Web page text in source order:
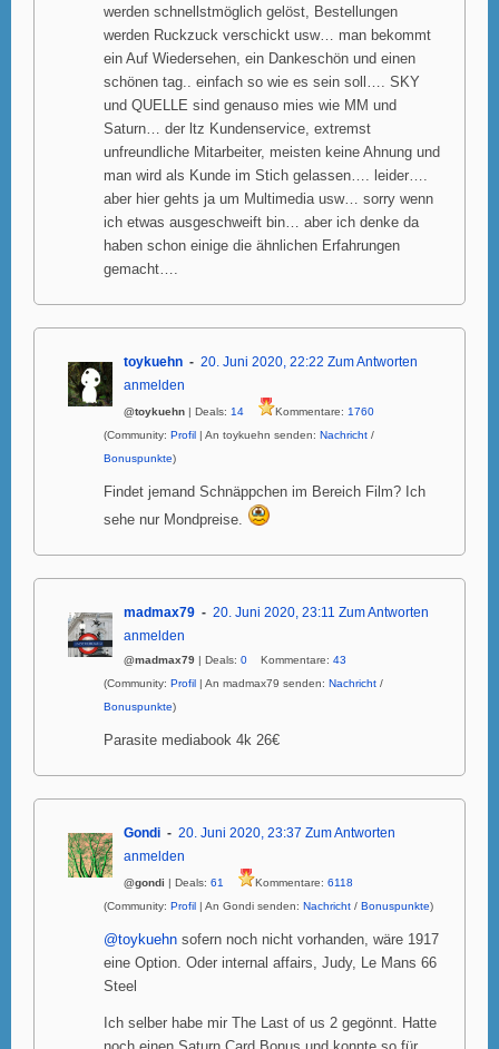
werden schnellstmöglich gelöst, Bestellungen
werden Ruckzuck verschickt usw… man bekommt
ein Auf Wiedersehen, ein Dankeschön und einen
schönen tag.. einfach so wie es sein soll…. SKY
und QUELLE sind genauso mies wie MM und
Saturn… der ltz Kundenservice, extremst
unfreundliche Mitarbeiter, meisten keine Ahnung und
man wird als Kunde im Stich gelassen…. leider….
aber hier gehts ja um Multimedia usw… sorry wenn
ich etwas ausgeschweift bin… aber ich denke da
haben schon einige die ähnlichen Erfahrungen
gemacht….
toykuehn 20. Juni 2020, 22:22 Zum Antworten
anmelden
@toykuehn | Deals: 14 Kommentare: 1760
(Community: Profil | An toykuehn senden: Nachricht /
Bonuspunkte)
Findet jemand Schnäppchen im Bereich Film? Ich
sehe nur Mondpreise.
madmax79 20. Juni 2020, 23:11 Zum Antworten
anmelden
@madmax79 | Deals: 0 Kommentare: 43
(Community: Profil | An madmax79 senden: Nachricht /
Bonuspunkte)
Parasite mediabook 4k 26€
Gondi 20. Juni 2020, 23:37 Zum Antworten
anmelden
@gondi | Deals: 61 Kommentare: 6118
(Community: Profil | An Gondi senden: Nachricht / Bonuspunkte)
@toykuehn sofern noch nicht vorhanden, wäre 1917
eine Option. Oder internal affairs, Judy, Le Mans 66
Steel
Ich selber habe mir The Last of us 2 gegönnt. Hatte